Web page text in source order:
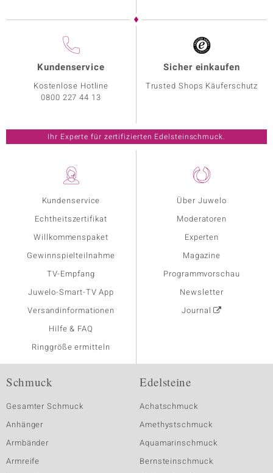
Kundenservice
Echtheitszertifikat
Willkommenspaket
Gewinnspielteilnahme
TV-Empfang
Juwelo-Smart-TV App
Versandinformationen
Hilfe & FAQ
Ringgröße ermitteln
Über Juwelo
Moderatoren
Experten
Magazine
Programmvorschau
Newsletter
Journal
Kundenservice
Kostenlose Hotline
0800 227 44 13
Sicher einkaufen
Trusted Shops Käuferschutz
Ihr Experte für zertifizierten Edelsteinschmuck.
Schmuck
Gesamter Schmuck
Anhänger
Armbänder
Armreife
Edelsteine
Achatschmuck
Amethystschmuck
Aquamarinschmuck
Bernsteinschmuck